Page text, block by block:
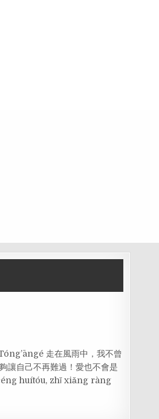
走在風雨中，我不曾
讓自己不再難過！愛也不會是
huítóu, zhǐ xiǎng ràng